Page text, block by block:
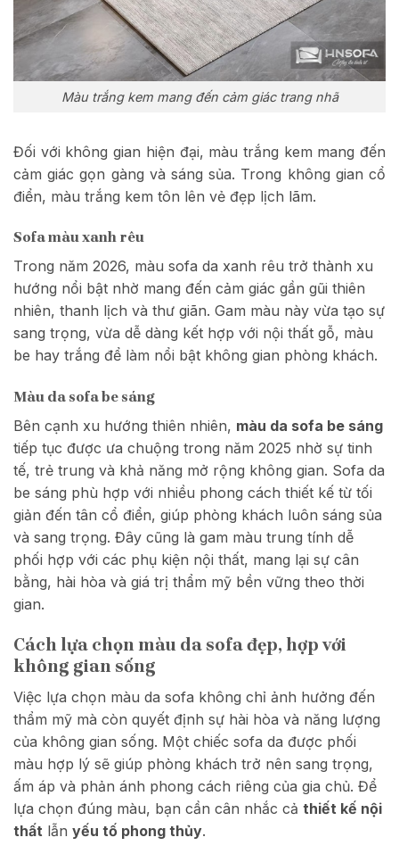
Màu trắng kem mang đến cảm giác trang nhã
Đối với không gian hiện đại, màu trắng kem mang đến
cảm giác gọn gàng và sáng sủa. Trong không gian cổ
điển, màu trắng kem tôn lên vẻ đẹp lịch lãm.
Sofa màu xanh rêu
Trong năm 2026, màu sofa da xanh rêu trở thành xu
hướng nổi bật nhờ mang đến cảm giác gần gũi thiên
nhiên, thanh lịch và thư giãn. Gam màu này vừa tạo sự
sang trọng, vừa dễ dàng kết hợp với nội thất gỗ, màu
be hay trắng để làm nổi bật không gian phòng khách.
Màu da sofa be sáng
Bên cạnh xu hướng thiên nhiên, màu da sofa be sáng
tiếp tục được ưa chuộng trong năm 2025 nhờ sự tinh
tế, trẻ trung và khả năng mở rộng không gian. Sofa da
be sáng phù hợp với nhiều phong cách thiết kế từ tối
giản đến tân cổ điển, giúp phòng khách luôn sáng sủa
và sang trọng. Đây cũng là gam màu trung tính dễ
phối hợp với các phụ kiện nội thất, mang lại sự cân
bằng, hài hòa và giá trị thẩm mỹ bền vững theo thời
gian.
Cách lựa chọn màu da sofa đẹp, hợp với
không gian sống
Việc lựa chọn màu da sofa không chỉ ảnh hưởng đến
thẩm mỹ mà còn quyết định sự hài hòa và năng lượng
của không gian sống. Một chiếc sofa da được phối
màu hợp lý sẽ giúp phòng khách trở nên sang trọng,
ấm áp và phản ánh phong cách riêng của gia chủ. Để
lựa chọn đúng màu, bạn cần cân nhắc cả thiết kế nội
thất lẫn yếu tố phong thủy.